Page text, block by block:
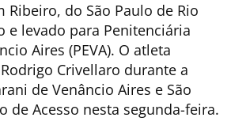
Ribeiro, do São Paulo de Rio
e levado para Penitenciária
Aires (PEVA). O atleta
Crivellaro durante a
de Venâncio Aires e São
de Acesso nesta segunda-feira.